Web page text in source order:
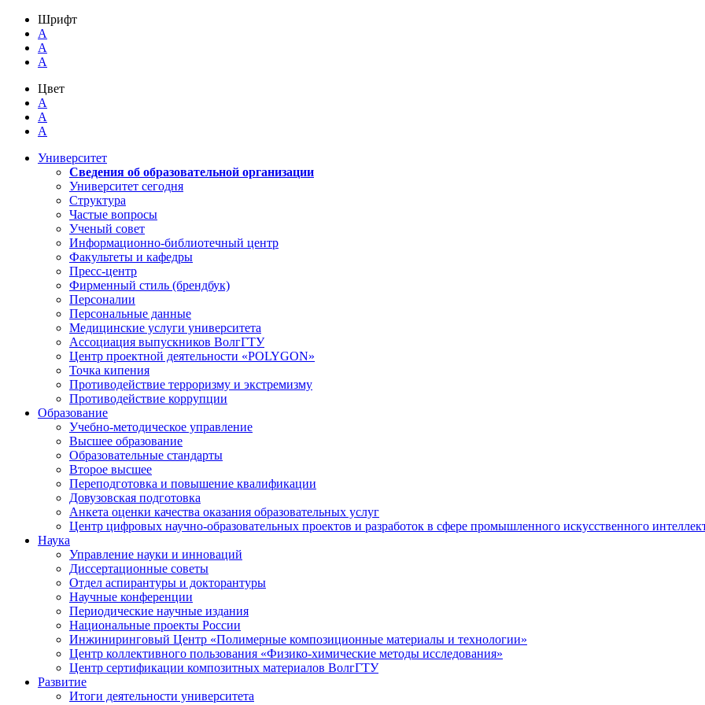
Шрифт
A
A
A
Цвет
A
A
A
Университет
Сведения об образовательной организации
Университет сегодня
Структура
Частые вопросы
Ученый совет
Информационно-библиотечный центр
Факультеты и кафедры
Пресс-центр
Фирменный стиль (брендбук)
Персоналии
Персональные данные
Медицинские услуги университета
Ассоциация выпускников ВолгГТУ
Центр проектной деятельности «POLYGON»
Точка кипения
Противодействие терроризму и экстремизму
Противодействие коррупции
Образование
Учебно-методическое управление
Высшее образование
Образовательные стандарты
Второе высшее
Переподготовка и повышение квалификации
Довузовская подготовка
Анкета оценки качества оказания образовательных услуг
Центр цифровых научно-образовательных проектов и разработок в сфере промышленного искусственного
Наука
Управление науки и инноваций
Диссертационные советы
Отдел аспирантуры и докторантуры
Научные конференции
Периодические научные издания
Национальные проекты России
Инжиниринговый Центр «Полимерные композиционные материалы и технологии»
Центр коллективного пользования «Физико-химические методы исследования»
Центр сертификации композитных материалов ВолгГТУ
Развитие
Итоги деятельности университета